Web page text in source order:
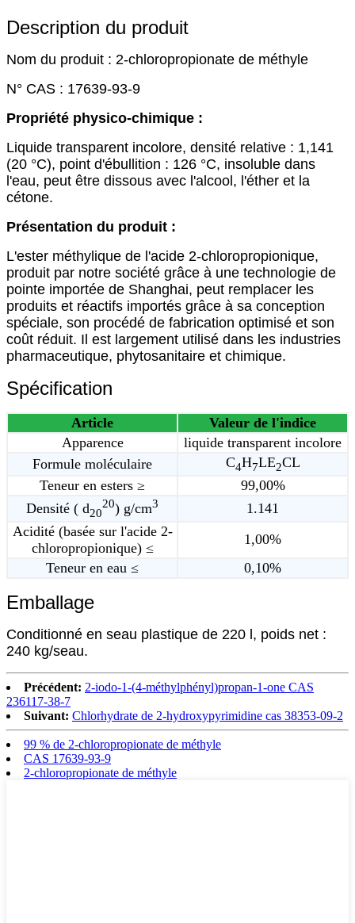
Description du produit
Nom du produit : 2-chloropropionate de méthyle
N° CAS : 17639-93-9
Propriété physico-chimique :
Liquide transparent incolore, densité relative : 1,141
(20 °C), point d'ébullition : 126 °C, insoluble dans
l'eau, peut être dissous avec l'alcool, l'éther et la
cétone.
Présentation du produit :
L'ester méthylique de l'acide 2-chloropropionique,
produit par notre société grâce à une technologie de
pointe importée de Shanghai, peut remplacer les
produits et réactifs importés grâce à sa conception
spéciale, son procédé de fabrication optimisé et son
coût réduit. Il est largement utilisé dans les industries
pharmaceutique, phytosanitaire et chimique.
Spécification
Article
Valeur de l'indice
Apparence
liquide transparent incolore
Formule moléculaire
C4H7LE2CL
Teneur en esters ≥
99,00%
Densité ( d20
20) g/cm3
1.141
Acidité (basée sur l'acide 2-
chloropropionique) ≤
1,00%
Teneur en eau ≤
0,10%
Emballage
Conditionné en seau plastique de 220 l, poids net :
240 kg/seau.
Précédent: 2-iodo-1-(4-méthylphényl)propan-1-one CAS
236117-38-7
Suivant: Chlorhydrate de 2-hydroxypyrimidine cas 38353-09-2
99 % de 2-chloropropionate de méthyle
CAS 17639-93-9
2-chloropropionate de méthyle